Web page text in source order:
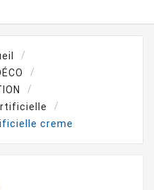
creme